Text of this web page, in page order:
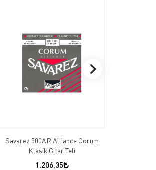
Savarez 500AR Alliance Corum
Klasik Gitar Teli
1.206,35